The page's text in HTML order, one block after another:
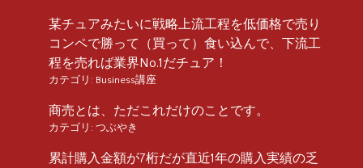
某チュアみたいに戦略上流工程を低価格で売り
コンペで勝って（買って）食い込んで、下流工
程を売れば業界No.1だチュア！
カテゴリ: Business講座
商売とは、ただこれだけのことです。
カテゴリ: つぶやき
累計購入金額が7桁だが直近1年の購入実績の乏